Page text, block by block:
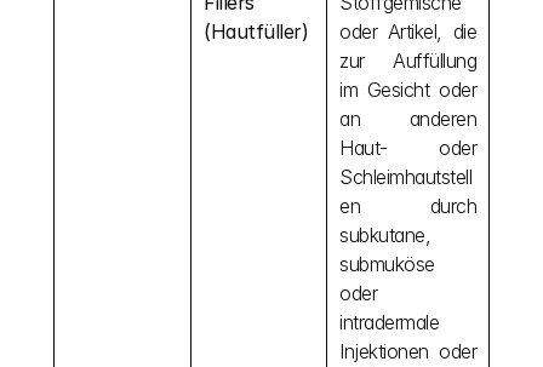
(Hautfüller)
oder Artikel, die
zur Auffüllung
im Gesicht oder
an anderen
Haut- oder
Schleimhautstell
en durch
subkutane,
submuköse
oder
intradermale
Injektionen oder